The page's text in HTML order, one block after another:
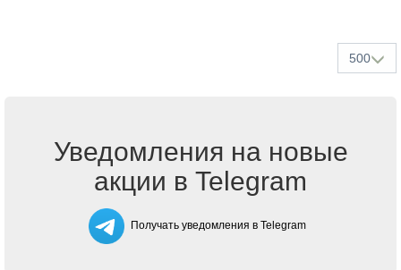
500
Уведомления на новые
акции в Telegram
Получать уведомления в Telegram